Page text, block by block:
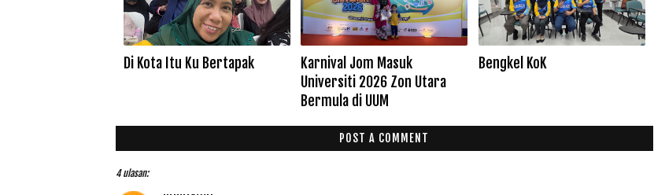
Di Kota Itu Ku Bertapak
Karnival Jom Masuk
Universiti 2026 Zon Utara
Bermula di UUM
Bengkel KoK
POST A COMMENT
4 ulasan: